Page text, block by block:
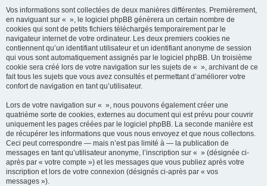
Vos informations sont collectées de deux manières différentes. Premièrement,
en naviguant sur « », le logiciel phpBB génèrera un certain nombre de
cookies qui sont de petits fichiers téléchargés temporairement par le
navigateur internet de votre ordinateur. Les deux premiers cookies ne
contiennent qu’un identifiant utilisateur et un identifiant anonyme de session
qui vous sont automatiquement assignés par le logiciel phpBB. Un troisième
cookie sera créé lors de votre navigation sur les sujets de « », archivant de ce
fait tous les sujets que vous avez consultés et permettant d’améliorer votre
confort de navigation en tant qu’utilisateur.
Lors de votre navigation sur « », nous pouvons également créer une
quatrième sorte de cookies, externes au document qui est prévu pour couvrir
uniquement les pages créées par le logiciel phpBB. La seconde manière est
de récupérer les informations que vous nous envoyez et que nous collectons.
Ceci peut correspondre — mais n’est pas limité à — la publication de
messages en tant qu’utilisateur anonyme, l’inscription sur « » (désignée ci-
après par « votre compte ») et les messages que vous publiez après votre
inscription et lors de votre connexion (désignés ci-après par « vos
messages »).